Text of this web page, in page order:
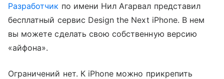
Разработчик по имени Нил Агарвал представил
бесплатный сервис Design the Next iPhone. В нем
вы можете сделать свою собственную версию
«айфона».
Ограничений нет. К iPhone можно прикрепить